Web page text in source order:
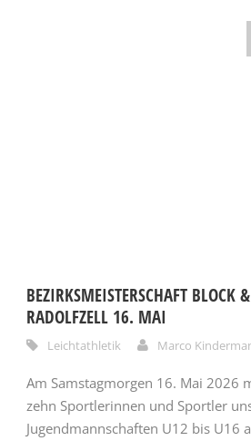
BEZIRKSMEISTERSCHAFT BLOCK
RADOLFZELL 16. MAI
Leichtathletik Marco
Am Samstagmorgen 16. Mai 2026
zehn Sportlerinnen und Sportler
Jugendmannschaften U12 bis U16